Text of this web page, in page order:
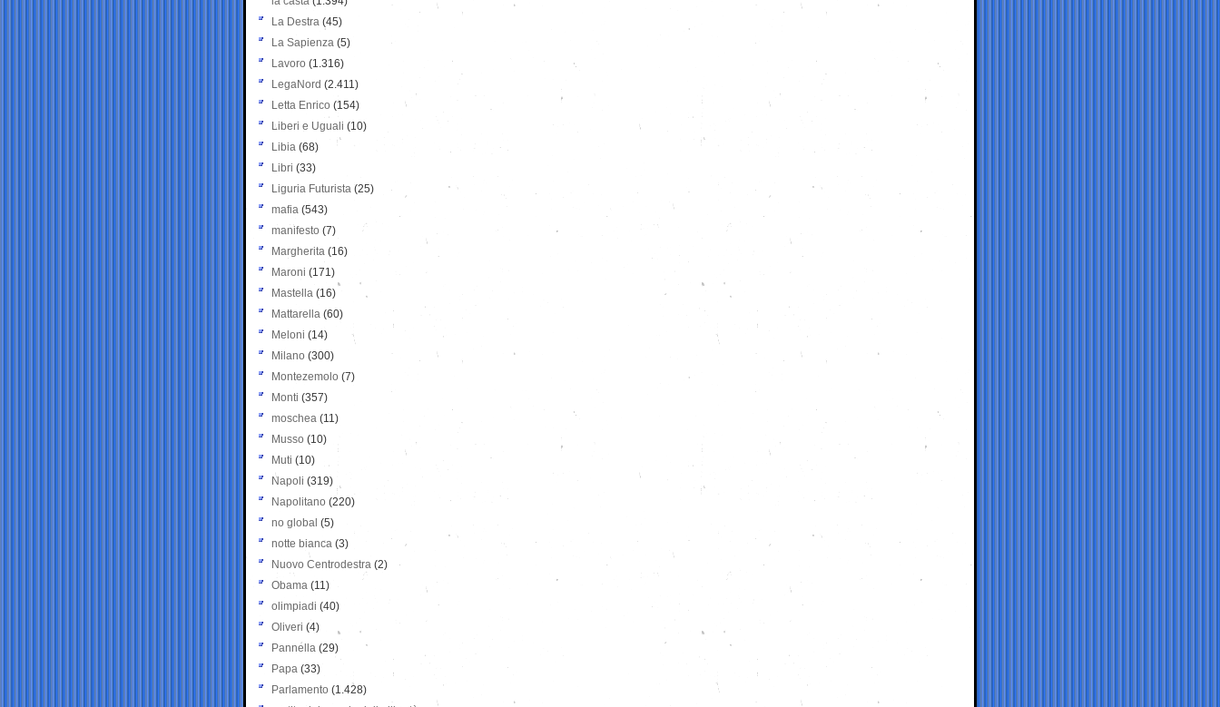
La Destra (45)
La Sapienza (5)
Lavoro (1.316)
LegaNord (2.411)
Letta Enrico (154)
Liberi e Uguali (10)
Libia (68)
Libri (33)
Liguria Futurista (25)
mafia (543)
manifesto (7)
Margherita (16)
Maroni (171)
Mastella (16)
Mattarella (60)
Meloni (14)
Milano (300)
Montezemolo (7)
Monti (357)
moschea (11)
Musso (10)
Muti (10)
Napoli (319)
Napolitano (220)
no global (5)
notte bianca (3)
Nuovo Centrodestra (2)
Obama (11)
olimpiadi (40)
Oliveri (4)
Pannella (29)
Papa (33)
Parlamento (1.428)